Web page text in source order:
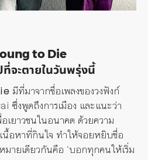
to Die
ที่จะตายในวันพรุ่งนี้
มีที่มาจากชื่อเพลงของวงฟังก์
ซึ่งพูดถึงการเมือง และแนะว่า
เยาวชนในอนาคต ด้วยความ
นื้อหาที่กินใจ ทำให้จอยหยิบชื่อ
มายเดียวกันคือ ‘บอกทุกคนให้เริ่ม